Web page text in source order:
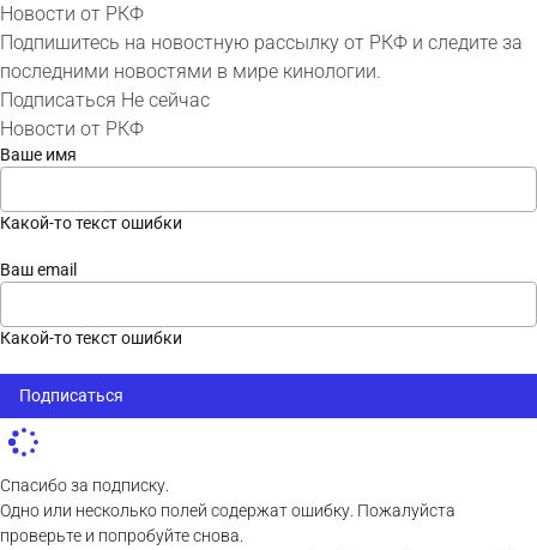
Новости от РКФ
Подпишитесь на новостную рассылку от РКФ и следите за
последними новостями в мире кинологии.
Подписаться Не сейчас
Новости от РКФ
Ваше имя
Какой-то текст ошибки
Ваш email
Какой-то текст ошибки
Подписаться
Спасибо за подписку.
Одно или несколько полей содержат ошибку. Пожалуйста
проверьте и попробуйте снова.